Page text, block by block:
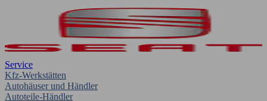
Service
Kfz-Werkstätten
Autohäuser und Händler
Autoteile-Händler